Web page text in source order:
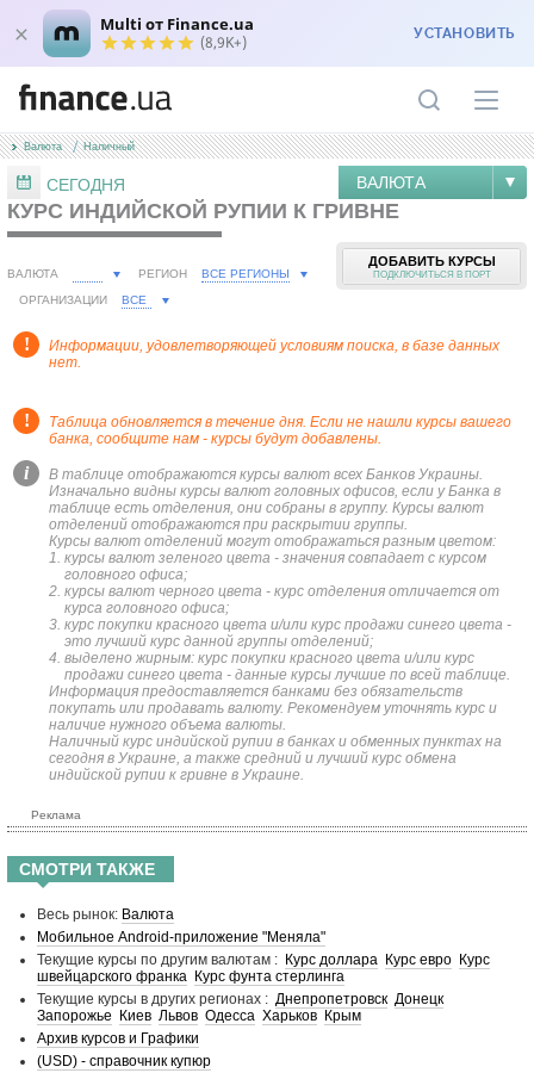
Multi от Finance.ua
(8,9K+) УСТАНОВИТЬ
Валюта Наличный
ВАЛЮТА
СЕГОДНЯ
КУРС ИНДИЙСКОЙ РУПИИ К ГРИВНЕ
ДОБАВИТЬ КУРСЫ
ПОДКЛЮЧИТЬСЯ В ПОРТ
ВАЛЮТА РЕГИОН ВСЕ РЕГИОНЫ
ОРГАНИЗАЦИИ ВСЕ
!
Информации, удовлетворяющей условиям поиска, в базе данных
нет.
!
Таблица обновляется в течение дня. Если не нашли курсы вашего
банка, сообщите нам - курсы будут добавлены.
i
В таблице отображаются курсы валют всех Банков Украины.
Изначально видны курсы валют головных офисов, если у Банка в
таблице есть отделения, они собраны в группу. Курсы валют
отделений отображаются при раскрытии группы.
Курсы валют отделений могут отображаться разным цветом:
курсы валют зеленого цвета - значения совпадает с курсом
головного офиса;
курсы валют черного цвета - курс отделения отличается от
курса головного офиса;
курс покупки красного цвета и/или курс продажи синего цвета -
это лучший курс данной группы отделений;
выделено жирным: курс покупки красного цвета и/или курс
продажи синего цвета - данные курсы лучшие по всей таблице.
Информация предоставляется банками без обязательств
покупать или продавать валюту. Рекомендуем уточнять курс и
наличие нужного объема валюты.
Наличный курс индийской рупии в банках и обменных пунктах на
сегодня в Украине, а также средний и лучший курс обмена
индийской рупии к гривне в Украине.
Реклама
СМОТРИ ТАКЖЕ
Весь рынок: Валюта
Мобильное Android-приложение "Меняла"
Текущие курсы по другим валютам : Курс доллара Курс евро Курс
швейцарского франка Курс фунта стерлинга
Текущие курсы в других регионах : Днепропетровск Донецк
Запорожье
Киев Львов Одесса Харьков Крым
Архив курсов и Графики
(USD) - справочник купюр